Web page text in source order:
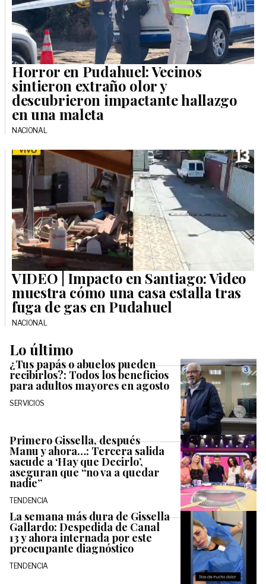
Horror en Pudahuel: Vecinos
sintieron extraño olor y
descubrieron impactante hallazgo
en una maleta
NACIONAL
VIDEO | Impacto en Santiago: Video
muestra cómo una casa estalla tras
fuga de gas en Pudahuel
NACIONAL
Lo último
¿Tus papás o abuelos pueden
recibirlos?: Todos los beneficios
para adultos mayores en agosto
SERVICIOS
Primero Gissella, después
Manu y ahora…: Tercera salida
sacude a ‘Hay que Decirlo’,
aseguran que “no va a quedar
nadie”
TENDENCIA
La semana más dura de Gissella
Gallardo: Despedida de Canal
13 y ahora internada por este
preocupante diagnóstico
TENDENCIA